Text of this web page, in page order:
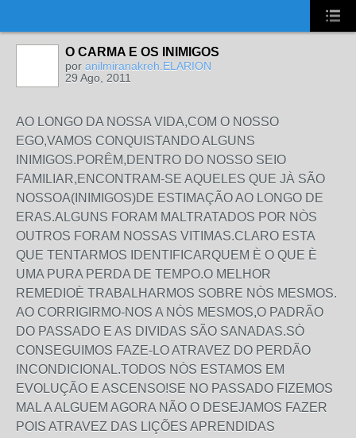
O CARMA E OS INIMIGOS
por anilmiranakreh.ELARION
29 Ago, 2011
AO LONGO DA NOSSA VIDA,COM O NOSSO
EGO,VAMOS CONQUISTANDO ALGUNS
INIMIGOS.PORÊM,DENTRO DO NOSSO SEIO
FAMILIAR,ENCONTRAM-SE AQUELES QUE JÀ SÃO
NOSSOA(INIMIGOS)DE ESTIMAÇÃO AO LONGO DE
ERAS.ALGUNS FORAM MALTRATADOS POR NÒS
OUTROS FORAM NOSSAS VITIMAS.CLARO ESTA
QUE TENTARMOS IDENTIFICARQUEM È O QUE È
UMA PURA PERDA DE TEMPO.O MELHOR
REMEDIOÈ TRABALHARMOS SOBRE NÒS MESMOS.
AO CORRIGIRMO-NOS A NÒS MESMOS,O PADRÃO
DO PASSADO E AS DIVIDAS SÃO SANADAS.SÒ
CONSEGUIMOS FAZE-LO ATRAVEZ DO PERDÃO
INCONDICIONAL.TODOS NÒS ESTAMOS EM
EVOLUÇÃO E ASCENSO!SE NO PASSADO FIZEMOS
MAL A ALGUEM AGORA NÃO O DESEJAMOS FAZER
POIS ATRAVEZ DAS LIÇÕES APRENDIDAS